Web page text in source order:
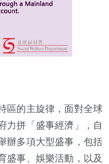
區的主旋律，面對全球
力拼「盛事經濟」，自
辦多項大型盛事，包括
盛事、娛樂活動，以及